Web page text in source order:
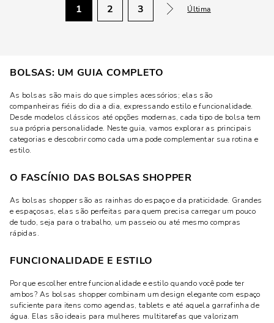
1 2 3 Última
BOLSAS: UM GUIA COMPLETO
As bolsas são mais do que simples acessórios; elas são
companheiras fiéis do dia a dia, expressando estilo e funcionalidade.
Desde modelos clássicos até opções modernas, cada tipo de bolsa tem
sua própria personalidade. Neste guia, vamos explorar as principais
categorias e descobrir como cada uma pode complementar sua rotina e
estilo.
O FASCÍNIO DAS BOLSAS SHOPPER
As bolsas shopper são as rainhas do espaço e da praticidade. Grandes
e espaçosas, elas são perfeitas para quem precisa carregar um pouco
de tudo, seja para o trabalho, um passeio ou até mesmo compras
rápidas.
FUNCIONALIDADE E ESTILO
Por que escolher entre funcionalidade e estilo quando você pode ter
ambos? As bolsas shopper combinam um design elegante com espaço
suficiente para itens como agendas, tablets e até aquela garrafinha de
água. Elas são ideais para mulheres multitarefas que valorizam